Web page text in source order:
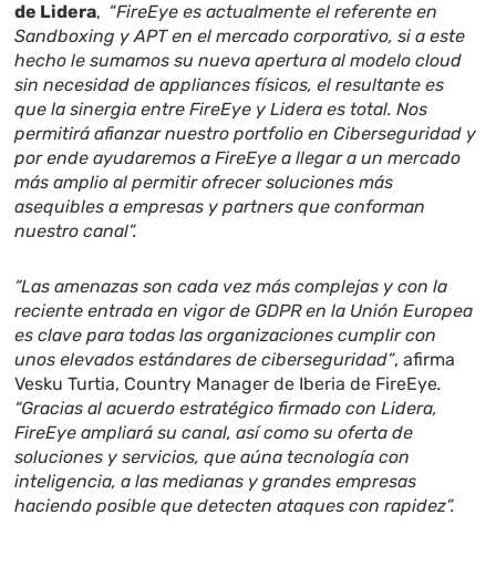
de Lidera, “FireEye es actualmente el referente en
Sandboxing y APT en el mercado corporativo, si a este
hecho le sumamos su nueva apertura al modelo cloud
sin necesidad de appliances físicos, el resultante es
que la sinergia entre FireEye y Lidera es total. Nos
permitirá afianzar nuestro portfolio en Ciberseguridad y
por ende ayudaremos a FireEye a llegar a un mercado
más amplio al permitir ofrecer soluciones más
asequibles a empresas y partners que conforman
nuestro canal”.
“Las amenazas son cada vez más complejas y con la
reciente entrada en vigor de GDPR en la Unión Europea
es clave para todas las organizaciones cumplir con
unos elevados estándares de ciberseguridad”, afirma
Vesku Turtia, Country Manager de Iberia de FireEye.
“Gracias al acuerdo estratégico firmado con Lidera,
FireEye ampliará su canal, así como su oferta de
soluciones y servicios, que aúna tecnología con
inteligencia, a las medianas y grandes empresas
haciendo posible que detecten ataques con rapidez”.